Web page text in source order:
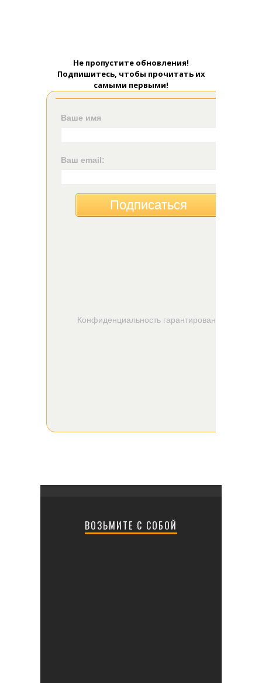
Не пропустите обновления!
Подпишитесь, чтобы прочитать их
самыми первыми!
Ваше имя
Ваш email:
Подписаться
Конфиденциальность гарантирована
ВОЗЬМИТЕ С СОБОЙ